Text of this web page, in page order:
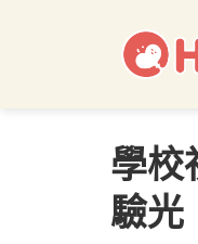
學校
驗光